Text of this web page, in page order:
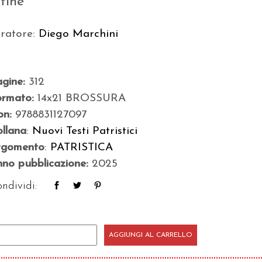
Diego Marchini
312
14x21 BROSSURA
9788831127097
: Nuovi Testi Patristici
: PATRISTICA
pubblicazione: 2025
AGGIUNGI AL CARRELLO